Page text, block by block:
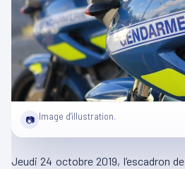
📷 Image d'illustration.
Jeudi 24 octobre 2019, l’escadron